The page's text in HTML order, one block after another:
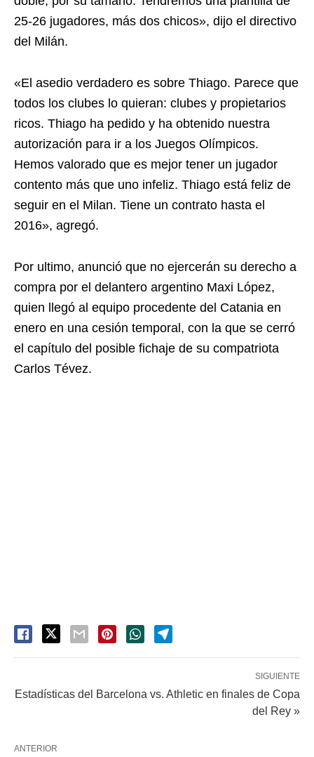
25-26 jugadores, más dos chicos», dijo el directivo
del Milán.
«El asedio verdadero es sobre Thiago. Parece que
todos los clubes lo quieran: clubes y propietarios
ricos. Thiago ha pedido y ha obtenido nuestra
autorización para ir a los Juegos Olímpicos.
Hemos valorado que es mejor tener un jugador
contento más que uno infeliz. Thiago está feliz de
seguir en el Milan. Tiene un contrato hasta el
2016», agregó.
Por ultimo, anunció que no ejercerán su derecho a
compra por el delantero argentino Maxi López,
quien llegó al equipo procedente del Catania en
enero en una cesión temporal, con la que se cerró
el capítulo del posible fichaje de su compatriota
Carlos Tévez.
SIGUIENTE
Estadísticas del Barcelona vs. Athletic en finales de Copa
del Rey »
ANTERIOR